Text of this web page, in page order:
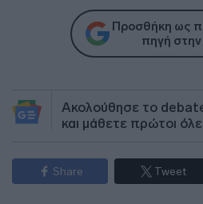
Προσθήκη ως
πηγή
Ακολούθησε το
και μάθετε πρώτοι
Share Tweet